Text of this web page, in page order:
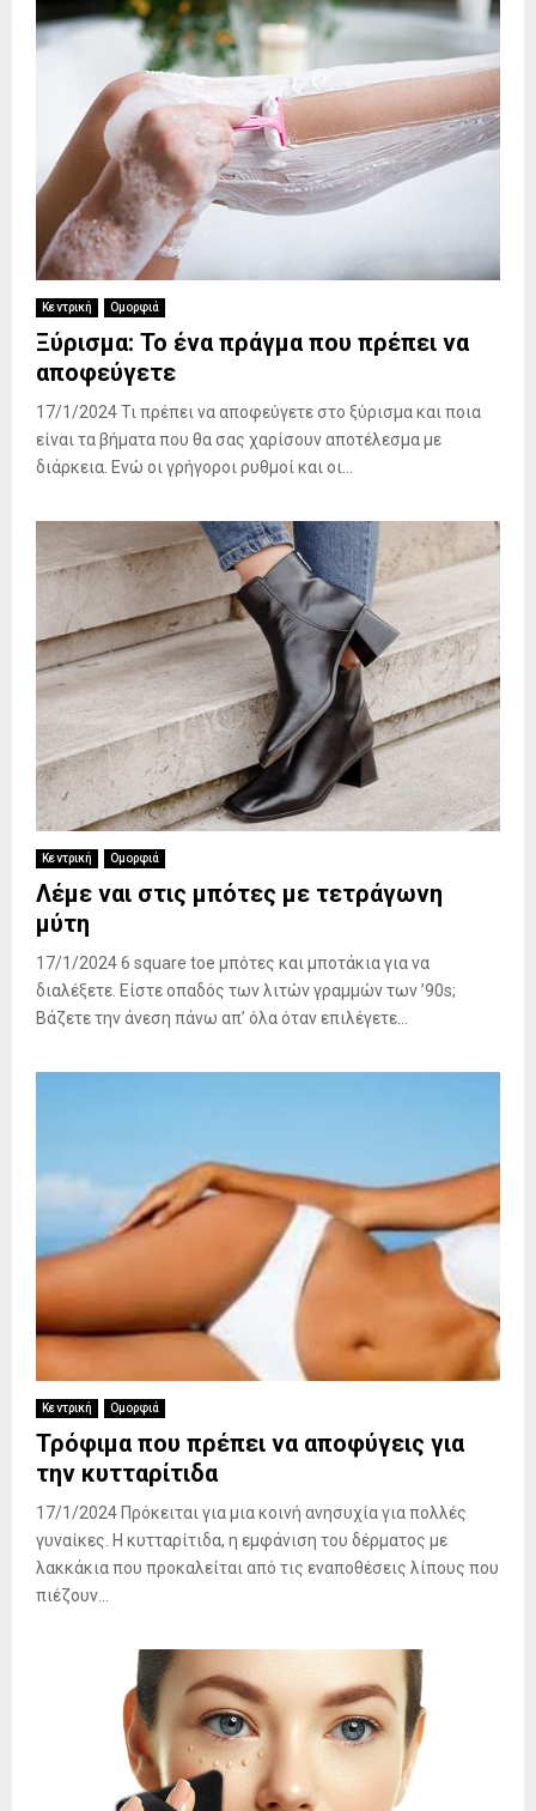
Κεντρική Ομορφιά
Ξύρισμα: Το ένα πράγμα που πρέπει να
αποφεύγετε
17/1/2024 Τι πρέπει να αποφεύγετε στο ξύρισμα και ποια
είναι τα βήματα που θα σας χαρίσουν αποτέλεσμα με
διάρκεια. Ενώ οι γρήγοροι ρυθμοί και οι...
Κεντρική Ομορφιά
Λέμε ναι στις μπότες με τετράγωνη
μύτη
17/1/2024 6 square toe μπότες και μποτάκια για να
διαλέξετε. Είστε οπαδός των λιτών γραμμών των ’90s;
Βάζετε την άνεση πάνω απ’ όλα όταν επιλέγετε...
Κεντρική Ομορφιά
Τρόφιμα που πρέπει να αποφύγεις για
την κυτταρίτιδα
17/1/2024 Πρόκειται για μια κοινή ανησυχία για πολλές
γυναίκες. Η κυτταρίτιδα, η εμφάνιση του δέρματος με
λακκάκια που προκαλείται από τις εναποθέσεις λίπους που
πιέζουν...